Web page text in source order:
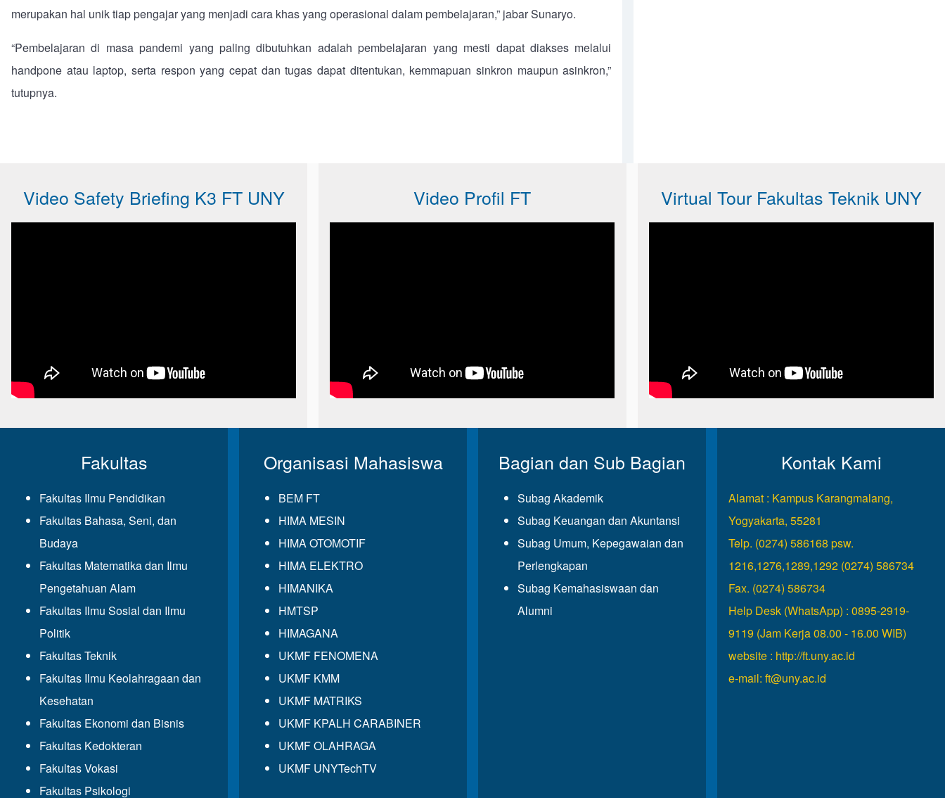
merupakan hal unik tiap pengajar yang menjadi cara khas yang operasional dalam pembelajaran,” jabar Sunaryo.
“Pembelajaran di masa pandemi yang paling dibutuhkan adalah pembelajaran yang mesti dapat diakses melalui
handpone atau laptop, serta respon yang cepat dan tugas dapat ditentukan, kemmapuan sinkron maupun asinkron,”
tutupnya.
Video Safety Briefing K3 FT UNY Video Profil FT Virtual Tour Fakultas Teknik UNY
Fakultas
Fakultas Ilmu Pendidikan
Fakultas Bahasa, Seni, dan
Budaya
Fakultas Matematika dan Ilmu
Pengetahuan Alam
Fakultas Ilmu Sosial dan Ilmu
Politik
Fakultas Teknik
Fakultas Ilmu Keolahragaan dan
Kesehatan
Fakultas Ekonomi dan Bisnis
Fakultas Kedokteran
Fakultas Vokasi
Fakultas Psikologi
Organisasi Mahasiswa
BEM FT
HIMA MESIN
HIMA OTOMOTIF
HIMA ELEKTRO
HIMANIKA
HMTSP
HIMAGANA
UKMF FENOMENA
UKMF KMM
UKMF MATRIKS
UKMF KPALH CARABINER
UKMF OLAHRAGA
UKMF UNYTechTV
Bagian dan Sub Bagian
Subag Akademik
Subag Keuangan dan Akuntansi
Subag Umum, Kepegawaian dan
Perlengkapan
Subag Kemahasiswaan dan
Alumni
Kontak Kami
Alamat : Kampus Karangmalang,
Yogyakarta, 55281
Telp. (0274) 586168 psw.
1216,1276,1289,1292 (0274) 586734
Fax. (0274) 586734
Help Desk (WhatsApp) : 0895-2919-
9119 (Jam Kerja 08.00 - 16.00 WIB)
website : http://ft.uny.ac.id
e-mail: ft@uny.ac.id